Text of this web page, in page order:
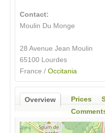
Contact:
Moulin Du Monge
28 Avenue Jean Moulin
65100 Lourdes
France / Occitania
Overview Prices